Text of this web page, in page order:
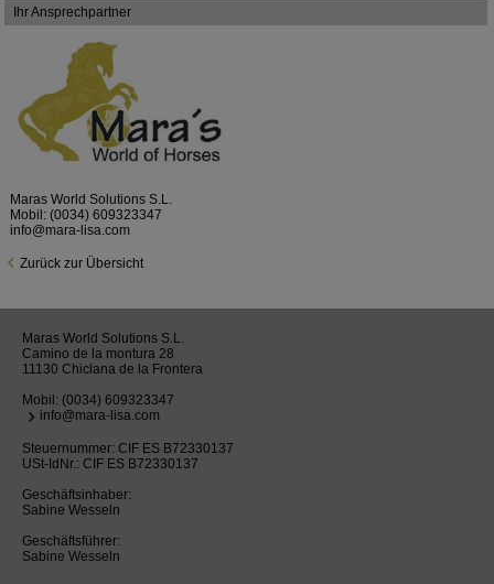
Ihr Ansprechpartner
Maras World Solutions S.L.
Mobil: (0034) 609323347
info@mara-lisa.com
Zurück zur Übersicht
Maras World Solutions S.L.
Camino de la montura 28
11130 Chiclana de la Frontera
Mobil: (0034) 609323347
info@mara-lisa.com
Steuernummer: CIF ES B72330137
USt-IdNr.: CIF ES B72330137
Geschäftsinhaber:
Sabine Wesseln
Geschäftsführer:
Sabine Wesseln